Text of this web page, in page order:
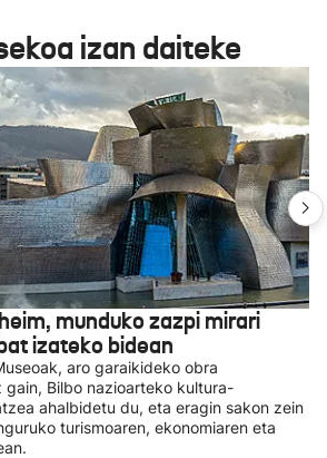
izan daiteke
munduko zazpi mirari
izateko bidean
aro garaikideko obra
Bilbo nazioarteko kultura-
ahalbidetu du, eta eragin sakon zein
turismoaren, ekonomiaren eta